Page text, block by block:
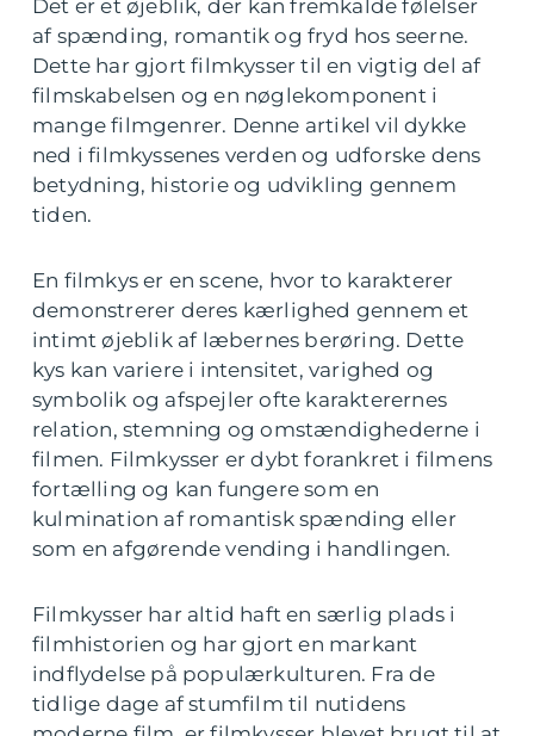
Det er et øjeblik, der kan fremkalde følelser
af spænding, romantik og fryd hos seerne.
Dette har gjort filmkysser til en vigtig del af
filmskabelsen og en nøglekomponent i
mange filmgenrer. Denne artikel vil dykke
ned i filmkyssenes verden og udforske dens
betydning, historie og udvikling gennem
tiden.
En filmkys er en scene, hvor to karakterer
demonstrerer deres kærlighed gennem et
intimt øjeblik af læbernes berøring. Dette
kys kan variere i intensitet, varighed og
symbolik og afspejler ofte karakterernes
relation, stemning og omstændighederne i
filmen. Filmkysser er dybt forankret i filmens
fortælling og kan fungere som en
kulmination af romantisk spænding eller
som en afgørende vending i handlingen.
Filmkysser har altid haft en særlig plads i
filmhistorien og har gjort en markant
indflydelse på populærkulturen. Fra de
tidlige dage af stumfilm til nutidens